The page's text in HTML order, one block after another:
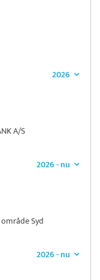
2026
A/S
2026 - nu
Syd
2026 - nu